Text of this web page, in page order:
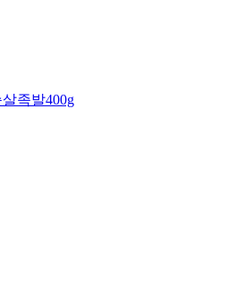
족발400g